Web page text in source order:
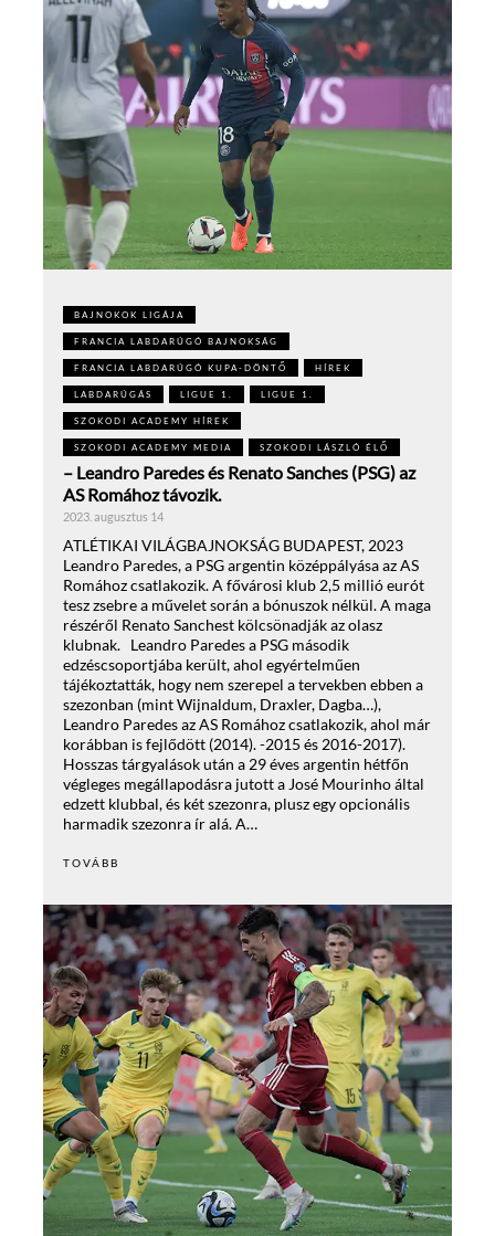
BAJNOKOK LIGÁJA
FRANCIA LABDARÚGÓ BAJNOKSÁG
FRANCIA LABDARÚGÓ KUPA-DÖNTŐ HÍREK
LABDARÚGÁS LIGUE 1. LIGUE 1.
SZOKODI ACADEMY HÍREK
SZOKODI ACADEMY MEDIA SZOKODI LÁSZLÓ ÉLŐ
– Leandro Paredes és Renato Sanches (PSG) az
AS Romához távozik.
2023. augusztus 14
ATLÉTIKAI VILÁGBAJNOKSÁG BUDAPEST, 2023
Leandro Paredes, a PSG argentin középpályása az AS
Romához csatlakozik. A fővárosi klub 2,5 millió eurót
tesz zsebre a művelet során a bónuszok nélkül. A maga
részéről Renato Sanchest kölcsönadják az olasz
klubnak. Leandro Paredes a PSG második
edzéscsoportjába került, ahol egyértelműen
tájékoztatták, hogy nem szerepel a tervekben ebben a
szezonban (mint Wijnaldum, Draxler, Dagba…),
Leandro Paredes az AS Romához csatlakozik, ahol már
korábban is fejlődött (2014). -2015 és 2016-2017).
Hosszas tárgyalások után a 29 éves argentin hétfőn
végleges megállapodásra jutott a José Mourinho által
edzett klubbal, és két szezonra, plusz egy opcionális
harmadik szezonra ír alá. A…
TOVÁBB